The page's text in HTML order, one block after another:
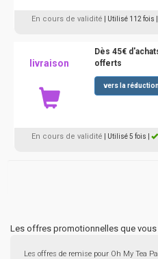
En cours de validité | Utilisé 112 fois
livraison
Dès 45€
offerts
vers la réduction
En cours de validité | Utilisé 5 fois
Les offres promotionnelles que vous
Les offres de remise pour Oh My Tea